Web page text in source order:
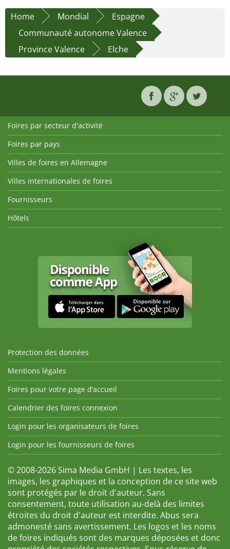
Home Mondial
Espagne
Communauté autonome Valence
Province Valence
Elche
Foires par secteur d'activité
Foires par pays
Villes de foires en Allemagne
Villes internationales de foires
Fournisseurs
Hôtels
Protection des données
Mentions légales
Foires pour votre page d’accueil
Calendrier des foires connexion
Login pour les organisateurs de foires
Login pour les fournisseurs de foires
© 2008-2026 Sima Media GmbH | Les textes, les
images, les graphiques et la conception de ce site web
sont protégés par le droit d'auteur. Sans
consentement, toute utilisation au-delà des limites
étroites du droit d'auteur est interdite. Abus sera
admonesté sans avertissement. Les logos et les noms
de foires indiqués sont des marques déposées et donc